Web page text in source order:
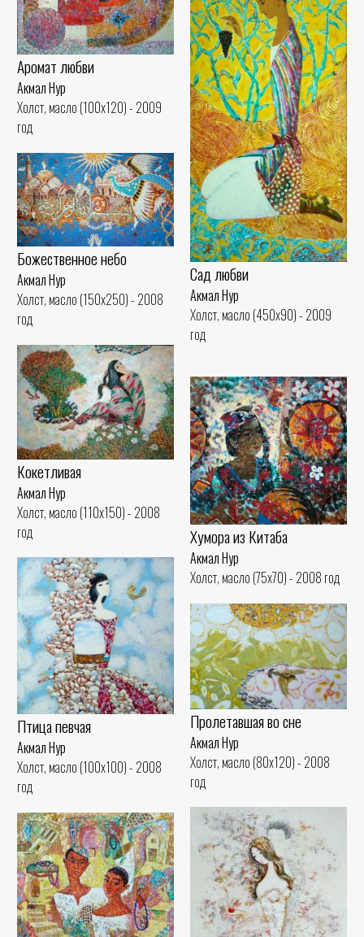
Аромат любви
Акмал Нур
Холст, масло (100x120) - 2009
год
Сад любви
Акмал Нур
Холст, масло (450x90) - 2009
год
Божественное небо
Акмал Нур
Холст, масло (150x250) - 2008
год
Кокетливая
Акмал Нур
Холст, масло (110x150) - 2008
год
Хумора из Китаба
Акмал Нур
Холст, масло (75x70) - 2008 год
Птица певчая
Акмал Нур
Холст, масло (100x100) - 2008
год
Пролетавшая во сне
Акмал Нур
Холст, масло (80x120) - 2008
год